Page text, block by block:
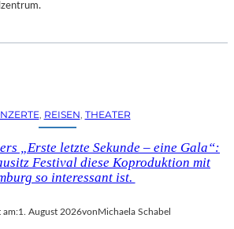
W
S
C
H
N
, REISEN THEATER
„Erste letzte Sekunde – eine Gala“:
Festival diese Koproduktion mit
so interessant ist.
am:1. August 2026vonMichaela Schabel